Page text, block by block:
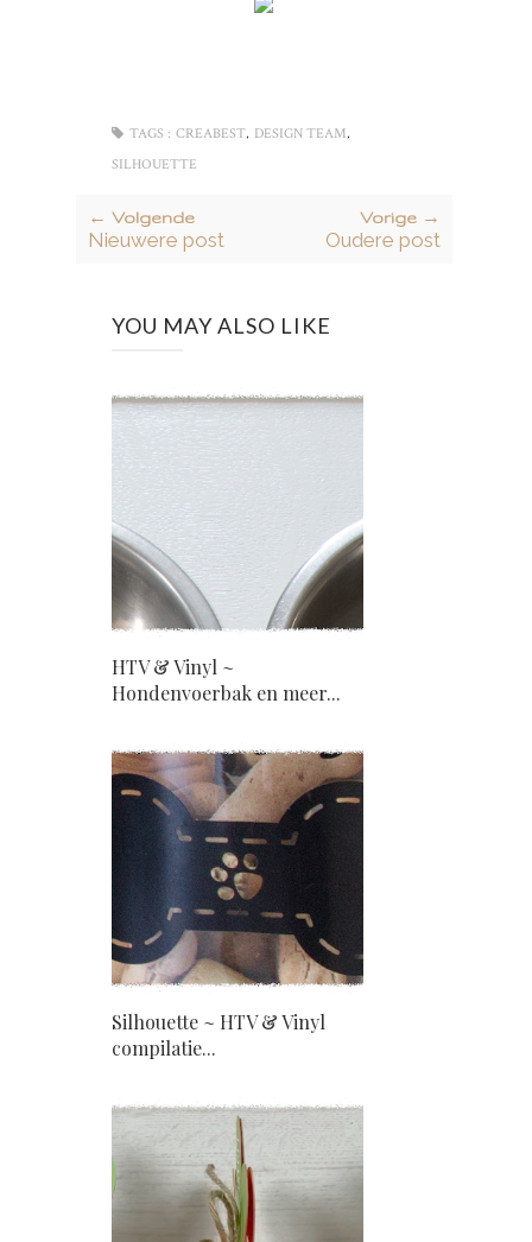
TAGS : CREABEST, DESIGN TEAM,
SILHOUETTE
← Volgende
Nieuwere post
Vorige →
Oudere post
YOU MAY ALSO LIKE
HTV & Vinyl ~
Hondenvoerbak en meer...
Silhouette ~ HTV & Vinyl
compilatie...